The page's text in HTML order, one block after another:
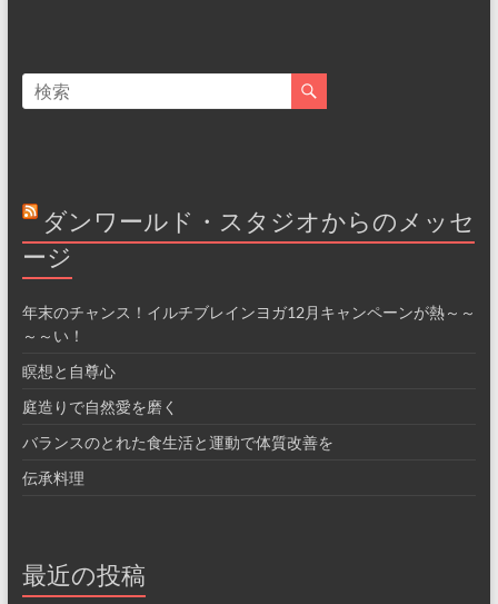
ダンワールド・スタジオからのメッセ
ージ
年末のチャンス！イルチブレインヨガ12月キャンペーンが熱～～
～～い！
瞑想と自尊心
庭造りで自然愛を磨く
バランスのとれた食生活と運動で体質改善を
伝承料理
最近の投稿